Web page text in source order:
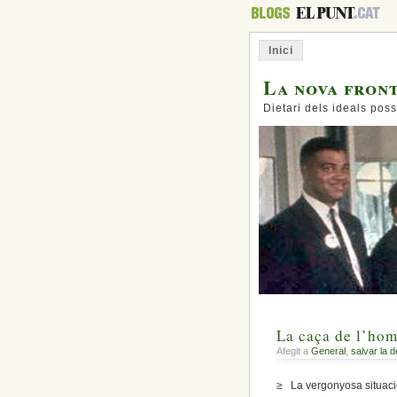
Inici
La nova
Dietari dels ideals
La caça de
Afegit a General salvar la
≥ La vergonyosa